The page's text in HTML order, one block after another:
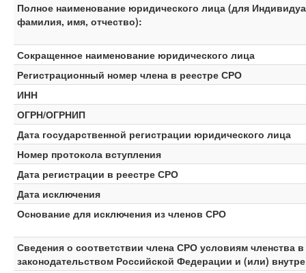
Полное наименование юридического лица (для
фамилия, имя, отчество):
Сокращенное наименование юридического лица
Регистрационный номер члена в реестре СРО
ИНН
ОГРН/ОГРНИП
Дата государственной регистрации юридического лица
Номер протокола вступления
Дата регистрации в реестре СРО
Дата исключения
Основание для исключения из членов СРО
Сведения о соответствии члена СРО условиям членства
законодательством Российской Федерации и (или)